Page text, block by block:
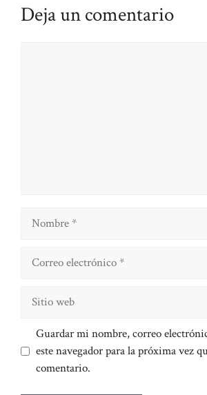
Deja un comentario
Nombre
electrónico
web
Guardar mi nombre, correo
este navegador para la próxima vez
comentario.